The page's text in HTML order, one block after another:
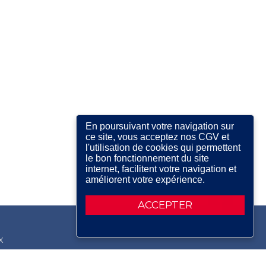
ACCEPTER
En poursuivant votre navigation sur
ce site, vous acceptez nos CGV et
l'utilisation de cookies qui permettent
le bon fonctionnement du site
internet, facilitent votre navigation et
améliorent votre expérience.